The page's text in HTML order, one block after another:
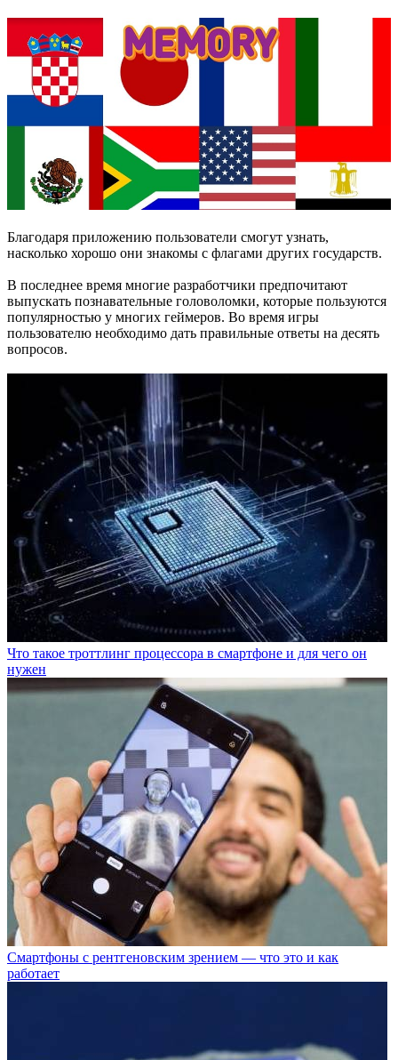
Благодаря приложению пользователи смогут узнать,
насколько хорошо они знакомы с флагами других государств.
В последнее время многие разработчики предпочитают
выпускать познавательные головоломки, которые пользуются
популярностью у многих геймеров. Во время игры
пользователю необходимо дать правильные ответы на десять
вопросов.
Что такое троттлинг процессора в смартфоне и для чего он
нужен
Смартфоны с рентгеновским зрением — что это и как
работает